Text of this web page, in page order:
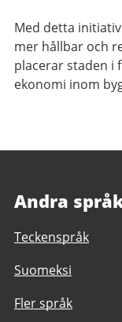
Med detta
mer hållbar och
placerar staden i
ekonomi inom
Andra
Teckenspråk
Suomeksi
Fler språk